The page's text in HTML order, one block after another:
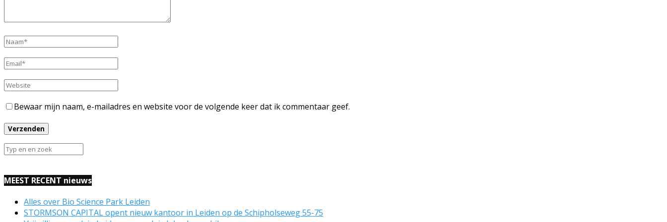
Bewaar mijn naam, e-mailadres en website voor de volgende keer dat ik commentaar geef.
MEEST RECENT nieuws
Alles over Bio Science Park Leiden
STORMSON CAPITAL opent nieuw kantoor in Leiden op de Schipholseweg 55-75